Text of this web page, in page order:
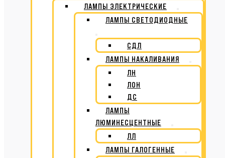
ЛАМПЫ ЭЛЕКТРИЧЕСКИЕ
ЛАМПЫ СВЕТОДИОДНЫЕ
СДЛ
ЛАМПЫ НАКАЛИВАНИЯ
ЛН
ЛОН
ДС
ЛАМПЫ
ЛЮМИНЕСЦЕНТНЫЕ
ЛЛ
ЛАМПЫ ГАЛОГЕННЫЕ